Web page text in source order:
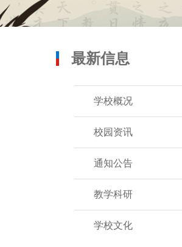
最新信息
学校概况
校园资讯
通知公告
教学科研
学校文化